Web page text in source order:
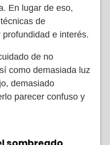
En lugar de eso,
de
e interés.
de no
como demasiada luz
demasiado
parecer confuso y